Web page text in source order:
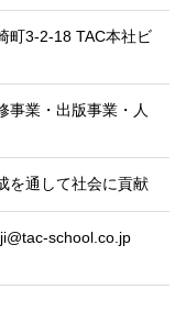
町3-2-18 TAC本社ビ
事業・出版事業・人
を通して社会に貢献
school.co.jp